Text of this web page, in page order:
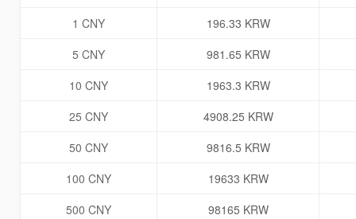
1 CNY
196.33 KRW
5 CNY
981.65 KRW
10 CNY
1963.3 KRW
25 CNY
4908.25 KRW
50 CNY
9816.5 KRW
100 CNY
19633 KRW
500 CNY
98165 KRW